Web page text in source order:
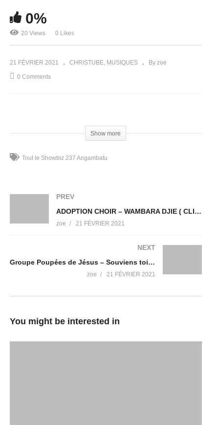
0%
20 Views 0 Likes
21 FÉVRIER 2021 CHRISTUBE MUSIQUES By zoe
0 Comments
Show more
Tout le Showbiz 237 Angambatu
PREV
ADOPTION CHOIR – WAMBARA DJIE ( CLIP OFFICIEL)
zoe 21 FÉVRIER 2021
NEXT
Groupe Poupées de Jésus – Souviens toi du Cameroun
zoe 21 FÉVRIER 2021
You might be interested in